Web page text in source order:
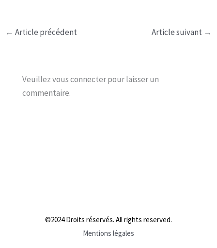
← Article précédent Article suivant →
Veuillez vous connecter pour laisser un
commentaire.
©2024 Droits réservés. All rights reserved.
Mentions légales